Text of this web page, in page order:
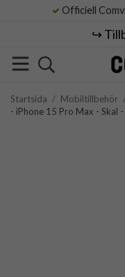
Officiell
↪️
Startsida / Mobiltillbehör
- iPhone 15 Pro Max - Skal